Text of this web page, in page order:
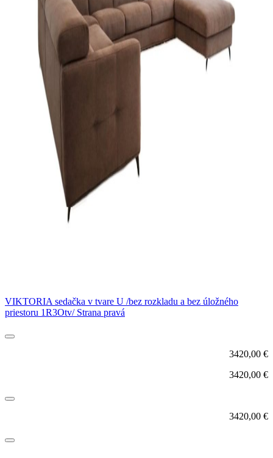
VIKTORIA sedačka v tvare U /bez rozkladu a bez úložného
priestoru 1R3Otv/ Strana pravá
3420,00 €
3420,00 €
3420,00 €